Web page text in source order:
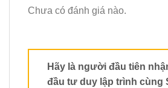
Chưa có đánh giá nào.
Hãy là người đầu tiên
đầu tư duy lập trình cùng